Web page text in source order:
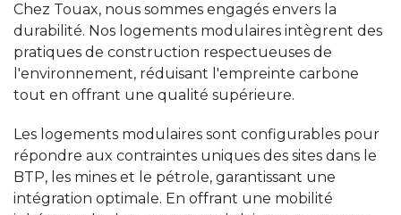
Chez Touax, nous sommes engagés envers la
durabilité. Nos logements modulaires intègrent des
pratiques de construction respectueuses de
l'environnement, réduisant l'empreinte carbone
tout en offrant une qualité supérieure.
Les logements modulaires sont configurables pour
répondre aux contraintes uniques des sites dans le
BTP, les mines et le pétrole, garantissant une
intégration optimale. En offrant une mobilité